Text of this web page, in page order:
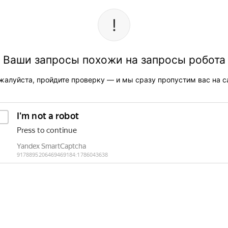
Ваши запросы похожи на запросы робота
пройдите проверку — и мы сразу пропустим вас на